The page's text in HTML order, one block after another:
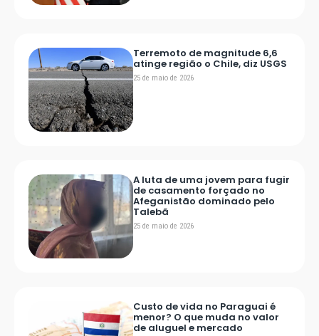
Terremoto de magnitude 6,6
atinge região o Chile, diz USGS
25 de maio de 2026
A luta de uma jovem para fugir
de casamento forçado no
Afeganistão dominado pelo
Talebã
25 de maio de 2026
Custo de vida no Paraguai é
menor? O que muda no valor
de aluguel e mercado